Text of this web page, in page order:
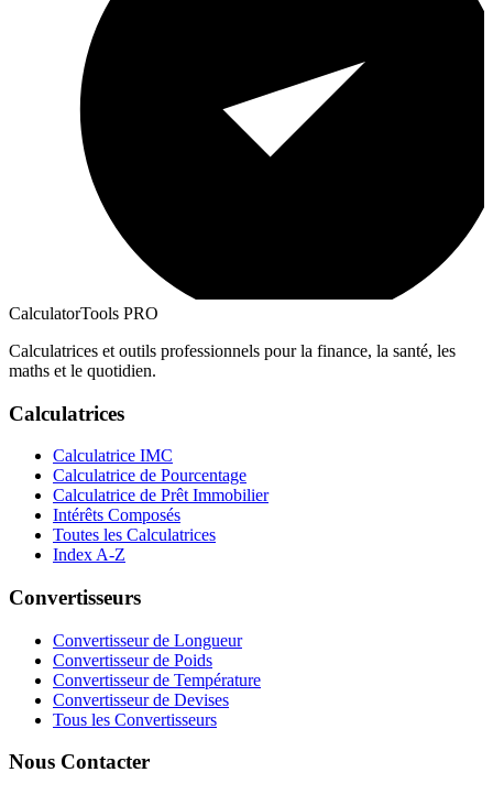
CalculatorTools PRO
Calculatrices et outils professionnels pour la finance, la santé, les
maths et le quotidien.
Calculatrices
Calculatrice IMC
Calculatrice de Pourcentage
Calculatrice de Prêt Immobilier
Intérêts Composés
Toutes les Calculatrices
Index A-Z
Convertisseurs
Convertisseur de Longueur
Convertisseur de Poids
Convertisseur de Température
Convertisseur de Devises
Tous les Convertisseurs
Nous Contacter